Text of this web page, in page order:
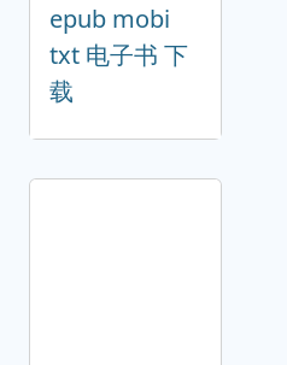
epub mobi
txt 电子书 下
载